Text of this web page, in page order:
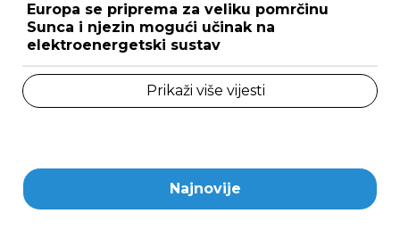
Europa se priprema za veliku pomrčinu
Sunca i njezin mogući učinak na
elektroenergetski sustav
Prikaži više vijesti
Najnovije